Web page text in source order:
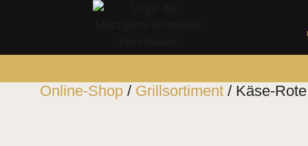
Online-Shop / Grillsortiment / Käse-Rote